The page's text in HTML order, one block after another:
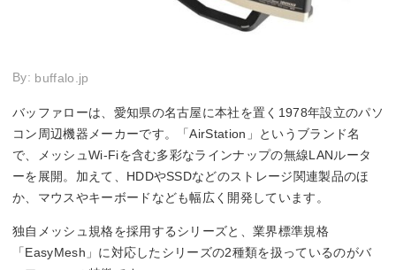
By: buffalo.jp
バッファローは、愛知県の名古屋に本社を置く1978年設立のパソ
コン周辺機器メーカーです。「AirStation」というブランド名
で、メッシュWi-Fiを含む多彩なラインナップの無線LANルータ
ーを展開。加えて、HDDやSSDなどのストレージ関連製品のほ
か、マウスやキーボードなども幅広く開発しています。
独自メッシュ規格を採用するシリーズと、業界標準規格
「EasyMesh」に対応したシリーズの2種類を扱っているのがバ